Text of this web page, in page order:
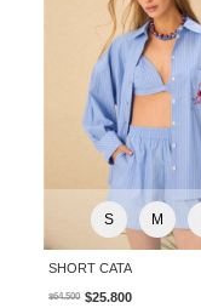
S M
SHORT CATA
$64.500 $25.800